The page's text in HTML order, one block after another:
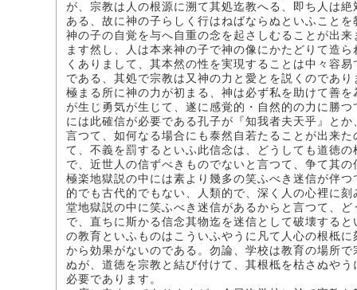
が、宗教は人の根源に溯て其処迄教へる、即ち人は
ある、故に神の子らしく行はねばならぬといふこと
神の子の自覚を与へ自重の念を起さしむることが出
ます然し、人は本来神の子で神の像にかたどりて造
くありまして、其本然の性を実現することは中々容
である、其処で宗教は又神の力と愛とを説くのであ
極まる所に神の力が初まる、神は必ず私を助けて善
が生じ勇気が生じて、遂に感覚的・自然的の力に勝
には此確信が必要である孔子が『知我者夫天乎』と
言つて、如何なる場合にも泰然自若たることが出来
て、不義を罰するといふ此信念は、どうしても道徳
で、近世人の信ずべきものでないと言つて、争て其
極楽地獄説の中には素より幾多の笑ふべき迷信が伴
的でも古代的でもない、人類的で、深く人の心裡に
堂地獄説の中に笑ふべき迷信があるからと言つて、
で、直ちに斯かる信念其物迄を迷信として破壊する
の教育といふものはこういふやうに凡て人心の根柢
から効果がないのである。勿論、学校は教育の場所
ぬが、道徳を宗教と結び付けて、其根柢を枯さぬや
必要であります。